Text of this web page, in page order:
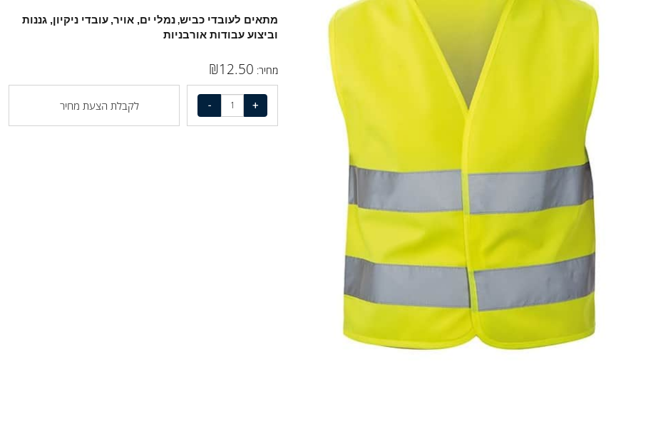
מתאים לעובדי כביש,נמליים, אויר,
מחיר: ₪12.50
לקבלת הצעת מחיר